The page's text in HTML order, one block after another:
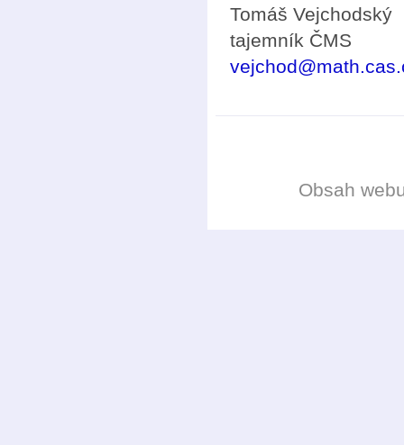
Tomáš Vejchodský
tajemník ČMS
Obsah